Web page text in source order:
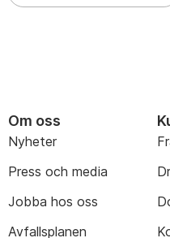
Om oss
Nyheter
Press och media
Jobba hos oss
Avfallsplanen